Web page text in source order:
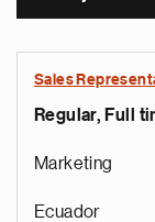
Sales
Regular, Full
Marketing
Ecuador